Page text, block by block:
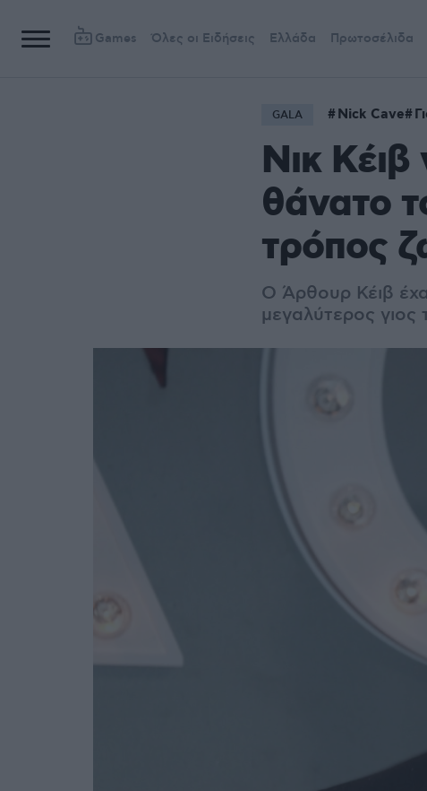
Games Όλες οι Ειδήσεις Ελλάδα Πρωτοσέλιδα
GALA Nick Cave
Νικ Κέιβ
θάνατο
τρόπος
Ο Άρθουρ Κέιβ
μεγαλύτερος